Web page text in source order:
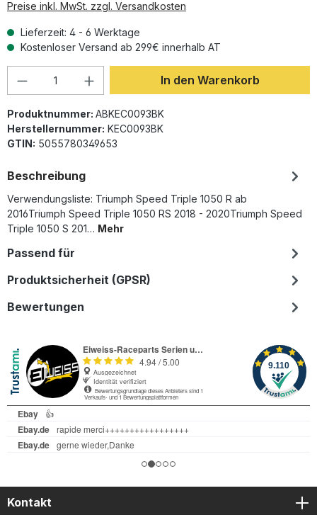
Preise inkl. MwSt. zzgl. Versandkosten
Lieferzeit: 4 - 6 Werktage
Kostenloser Versand ab 299€ innerhalb AT
Produkt Anzahl: Gib den gewünschten
In den Warenkorb
Produktnummer: ABKEC0093BK
Herstellernummer: KEC0093BK
GTIN: 5055780349653
Beschreibung
Verwendungsliste: Triumph Speed Triple 1050 R ab
2016Triumph Speed Triple 1050 RS 2018 - 2020Triumph Speed
Triple 1050 S 201… Mehr
Passend für
Produktsicherheit (GPSR)
Bewertungen
Kontakt